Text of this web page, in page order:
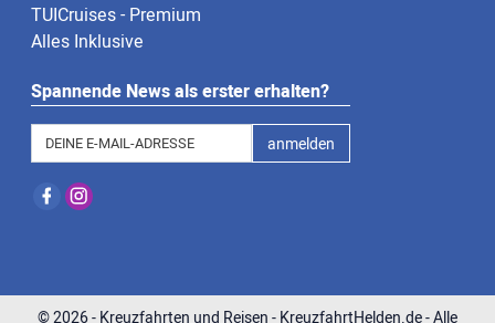
TUICruises - Premium
Alles Inklusive
Spannende News als erster erhalten?
anmelden
©2026- Kreuzfahrten und Reisen - KreuzfahrtHelden.de - Alle